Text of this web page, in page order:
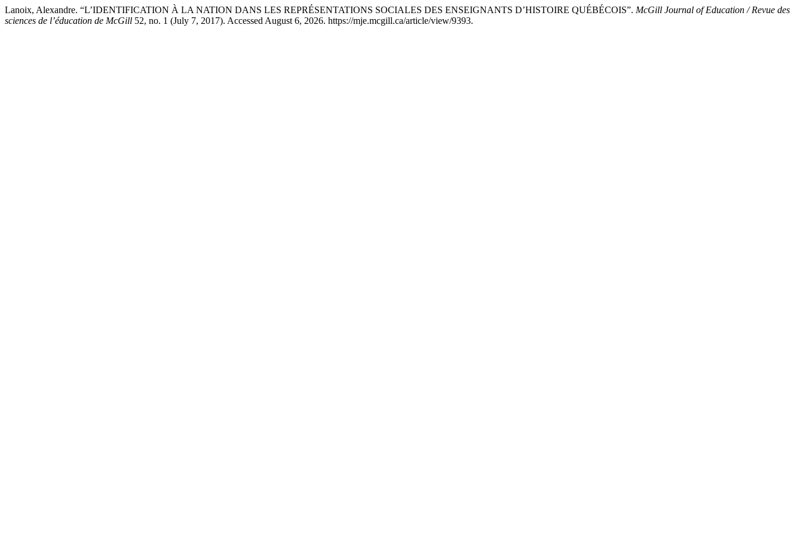
Lanoix, Alexandre. “L’IDENTIFICATION À LA NATION DANS LES REPRÉSENTATIONS SOCIALES DES ENSEIGNANTS D’HISTOIRE QUÉBÉCOIS”. McGill Journal of Education / Revue des
sciences de l’éducation de McGill 52, no. 1 (July 7, 2017). Accessed August 6, 2026. https://mje.mcgill.ca/article/view/9393.